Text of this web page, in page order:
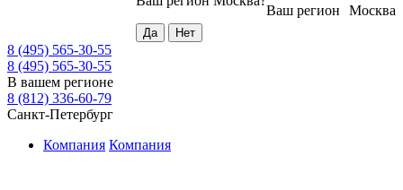
Москва
Ваш регион
8 (495) 565-30-55
8 (495) 565-30-55
В вашем регионе
8 (812) 336-60-79
Санкт-Петербург
Компания Компания